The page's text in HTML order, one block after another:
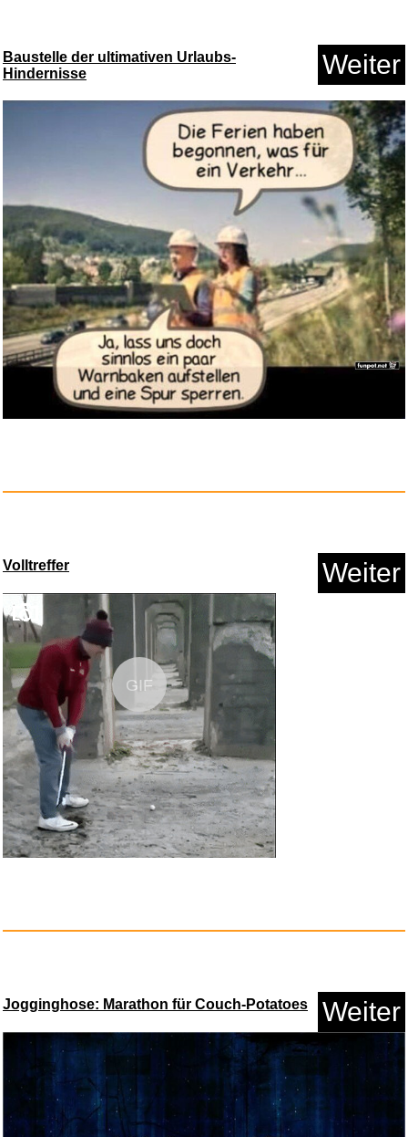
Anzeige
Blutklingen: Roman (Die Klinge...
Aqualand Pool Hängematte ...
Anzeige
Baustelle der ultimativen Urlaubs-
Hindernisse
Weiter
Volltreffer Weiter
GIF
Jogginghose: Marathon für Couch-Potatoes Weiter